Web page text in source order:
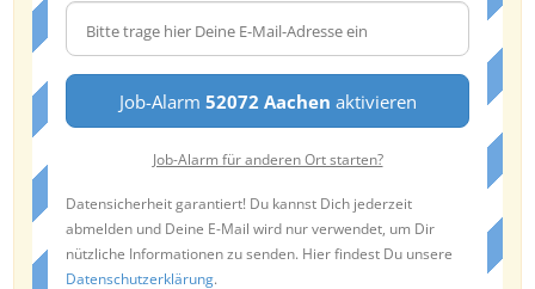
Job-Alarm 52072 Aachen aktivieren
Job-Alarm für anderen Ort starten?
Datensicherheit garantiert! Du kannst Dich jederzeit
abmelden und Deine E-Mail wird nur verwendet, um Dir
nützliche Informationen zu senden. Hier findest Du unsere
Datenschutzerklärung.